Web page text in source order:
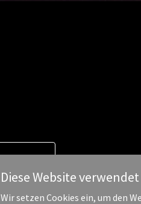
Diese Website
Wir setzen Cookies ein, um den